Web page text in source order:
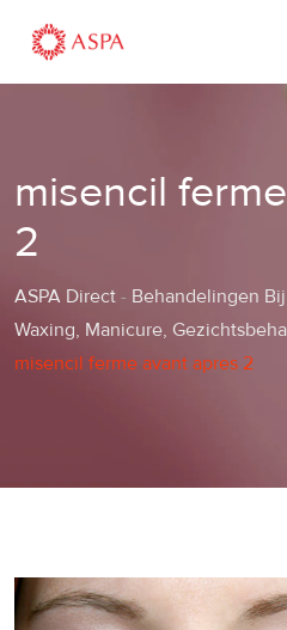
content
misencil
2
ASPA Direct - Behandelingen
Waxing, Manicure,
misencil ferme avant apres 2